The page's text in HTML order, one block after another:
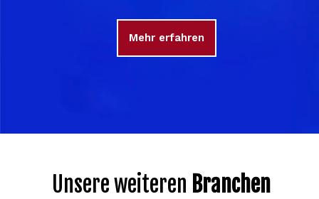
Mehr erfahren
Unsere weiteren Branchen